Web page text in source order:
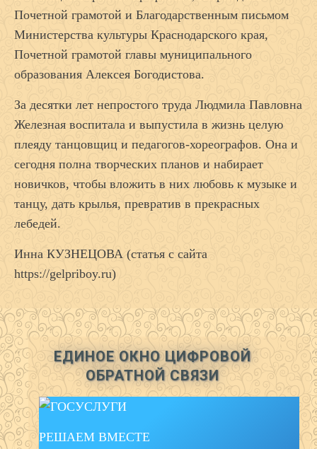
Почетной грамотой и Благодарственным письмом
Министерства культуры Краснодарского края,
Почетной грамотой главы муниципального
образования Алексея Богодистова.
За десятки лет непростого труда Людмила Павловна
Железная воспитала и выпустила в жизнь целую
плеяду танцовщиц и педагогов-хорео­графов. Она и
сегодня полна творческих планов и набирает
новичков, чтобы вложить в них любовь к музыке и
танцу, дать крылья, превратив в прекрасных
лебедей.
Инна КУЗНЕЦОВА (статья с сайта
https://gelpriboy.ru)
ЕДИНОЕ ОКНО ЦИФРОВОЙ
ОБРАТНОЙ СВЯЗИ
РЕШАЕМ ВМЕСТЕ